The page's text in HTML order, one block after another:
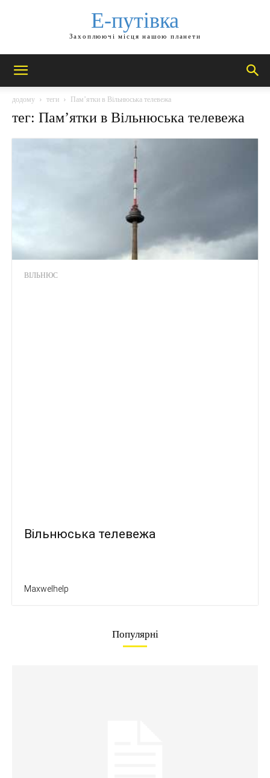
Е-путівка
Захоплюючі місця нашою планети
додому теги Пам’ятки в Вільнюська телевежа
тег: Пам’ятки в Вільнюська телевежа
ВІЛЬНЮС
Вільнюська телевежа
Maxwelhelp
Популярні